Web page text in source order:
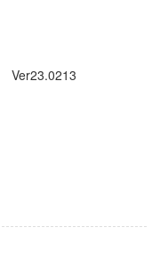
Ver23.0213